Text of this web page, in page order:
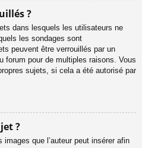
?
dans lesquels les utilisateurs ne
les sondages sont
peuvent être verrouillés par un
forum pour de multiples raisons. Vous
sujets, si cela a été autorisé par
?
que l’auteur peut insérer afin